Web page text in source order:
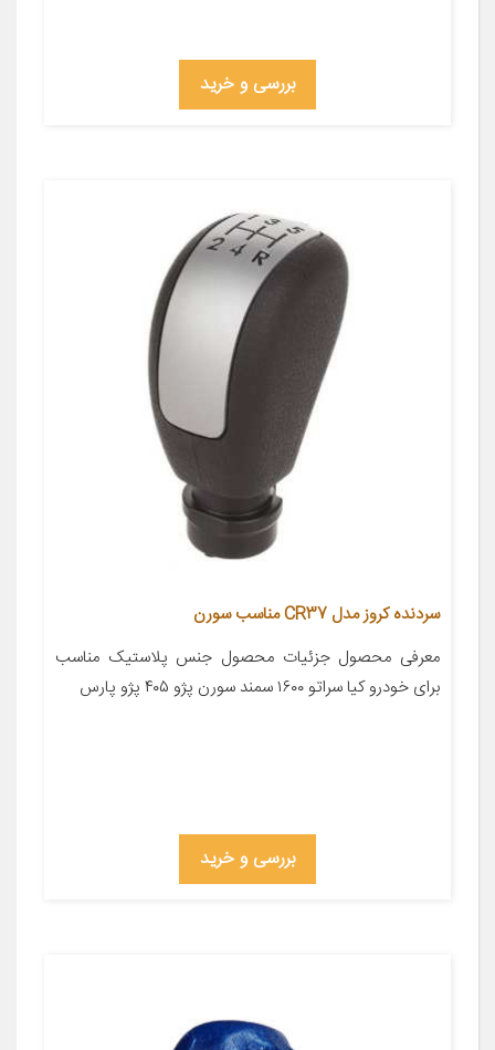
بررسی و خرید
سردنده کروز مدل CR37 مناسب سورن
معرفی محصول جزئیات محصول جنس پلاستیک مناسب
برای خودرو کیا سراتو ۱۶۰۰ سمند سورن پژو ۴۰۵ پژو پارس
بررسی و خرید